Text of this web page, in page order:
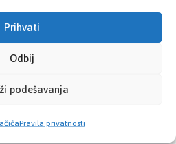
Prihvati
Odbij
podešavanja
Pravila privatnosti
liste čekanja: Osigurano